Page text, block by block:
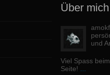
Über mich
und
Viel Spass
Seite!